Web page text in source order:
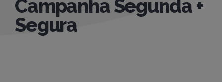
Campanha Segunda +
Segura